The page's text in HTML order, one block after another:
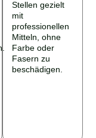
Stellen gezielt
mit
professionellen
Mitteln, ohne
Farbe oder
Fasern zu
beschädigen.